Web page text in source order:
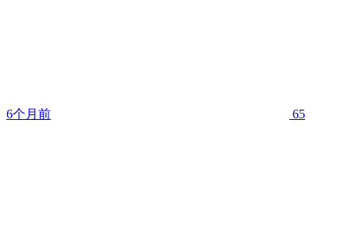
6个月前 65